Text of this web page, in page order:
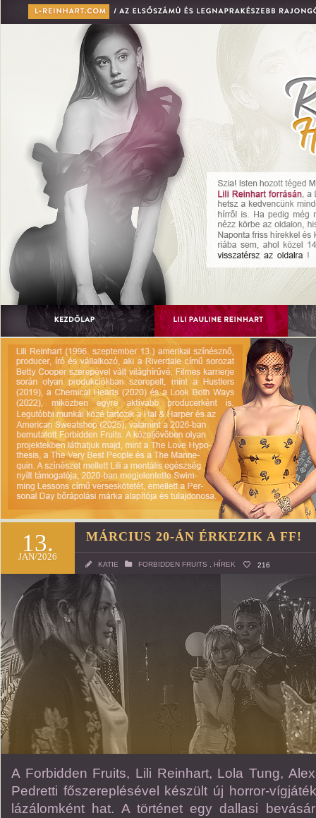
13.
JAN/2026
MÁRCIUS 20-ÁN ÉRKEZIK A FF!
KATIE FORBIDDEN FRUITS HÍREK 216
A Forbidden Fruits, Lili Reinhart, Lola Tung,
Pedretti főszereplésével készült új horror-
lázálomként hat. A történet egy dallasi